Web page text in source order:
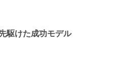
駆けた成功モデル